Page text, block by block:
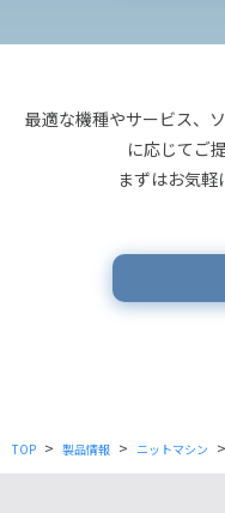
最適な機種やサービス、
に応じてご
まずはお気軽
TOP > 製品情報 > ニットマシン >